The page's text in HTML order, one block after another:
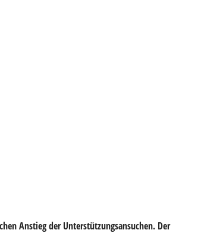
Anstieg der Unterstützungsansuchen. Der